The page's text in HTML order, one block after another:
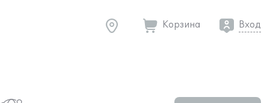
Корзина Вход